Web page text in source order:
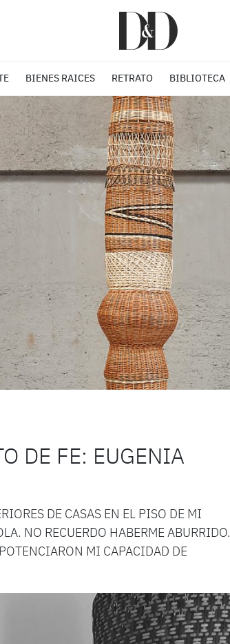
BIENES RAICES RETRATO BIBLIOTECA
DE FE: EUGENIA
DE CASAS EN EL PISO DE MI
NO RECUERDO HABERME ABURRIDO.
MI CAPACIDAD DE